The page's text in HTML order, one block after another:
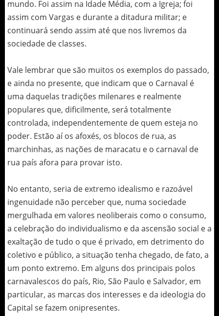
mundo. Foi assim na Idade Média, com a Igreja; foi
assim com Vargas e durante a ditadura militar; e
continuará sendo assim até que nos livremos da
sociedade de classes.
Vale lembrar que são muitos os exemplos do passado,
e ainda no presente, que indicam que o Carnaval é
uma daquelas tradições milenares e realmente
populares que, dificilmente, será totalmente
controlada, independentemente de quem esteja no
poder. Estão aí os afoxés, os blocos de rua, as
marchinhas, as nações de maracatu e o carnaval de
rua país afora para provar isto.
No entanto, seria de extremo idealismo e razoável
ingenuidade não perceber que, numa sociedade
mergulhada em valores neoliberais como o consumo,
a celebração do individualismo e da ascensão social e a
exaltação de tudo o que é privado, em detrimento do
coletivo e público, a situação tenha chegado, de fato, a
um ponto extremo. Em alguns dos principais polos
carnavalescos do país, Rio, São Paulo e Salvador, em
particular, as marcas dos interesses e da ideologia do
Capital se fazem onipresentes.